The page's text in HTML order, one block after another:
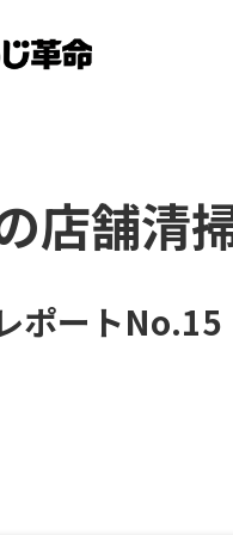
店舗清
ポートNo.15